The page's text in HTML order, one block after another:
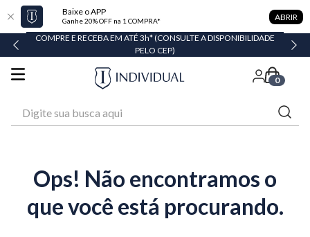
Baixe o APP
Ganhe 20% OFF na 1 COMPRA* ABRIR
COMPRE E RECEBA EM ATÉ 3h* (CONSULTE A DISPONIBILIDADE
PELO CEP)
0
Ops! Não encontramos o
que você está procurando.